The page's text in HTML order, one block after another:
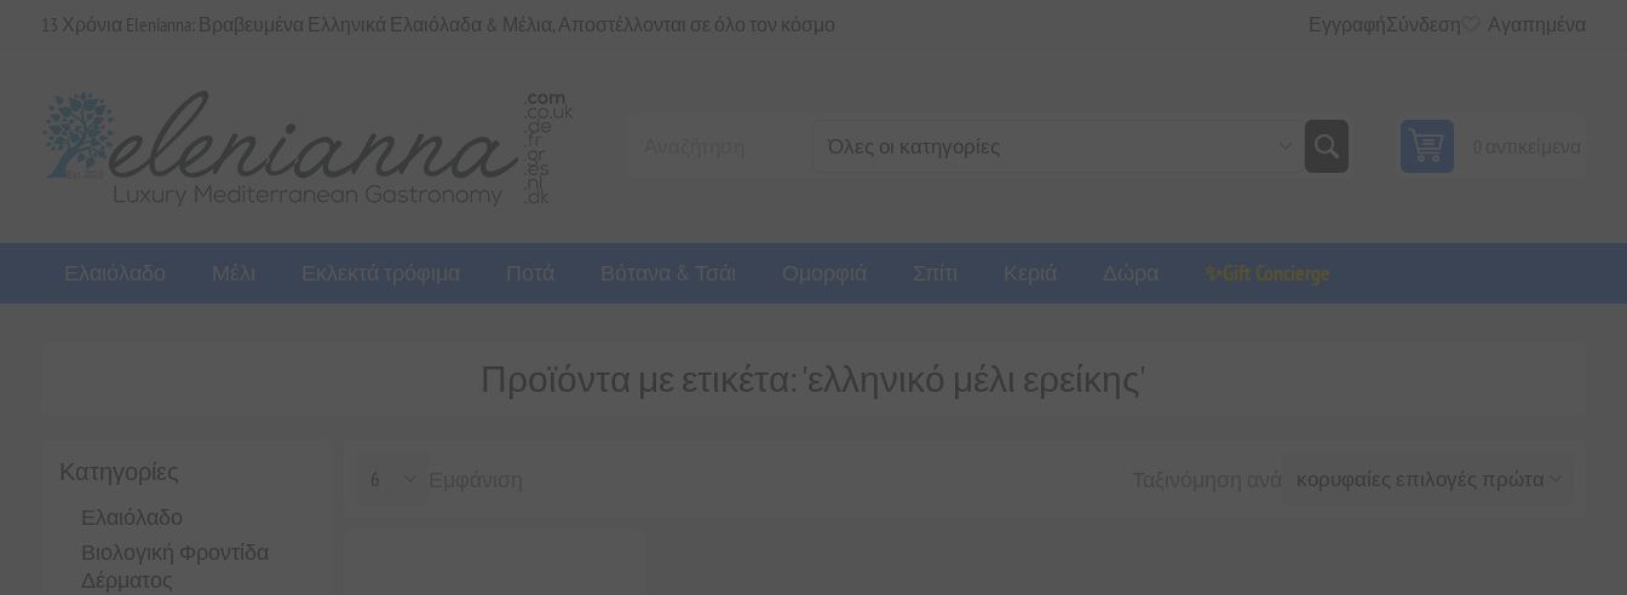
13 Χρόνια Elenianna: Βραβευμένα Ελληνικά Ελαιόλαδα & Μέλια, Αποστέλλονται σε όλο τον κόσμο ΕγγραφήΣύνδεση Αγαπημένα
Ελαιόλαδο Μέλι Εκλεκτά τρόφιμα Ποτά Βότανα & Τσάι Ομορφιά Σπίτι Κεριά Δώρα ✨Gift Concierge
Κατηγορίες
Ελαιόλαδο
Βιολογική Φροντίδα
Δέρματος
Προϊόντα με ετικέτα: 'ελληνικό μέλι ερείκης'